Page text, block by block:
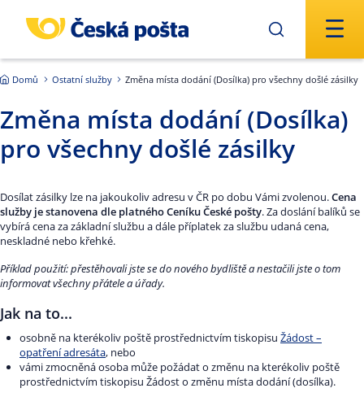
Domů Ostatní služby Změna místa dodání (Dosílka) pro všechny došlé zásilky
Změna místa dodání (Dosílka)
pro všechny došlé zásilky
Dosílat zásilky lze na jakoukoliv adresu v ČR po dobu Vámi zvolenou.Cena
služby je stanovena dle platného Ceníku České pošty. Za doslání balíků se
vybírá cena za základní službu a dále příplatek za službu udaná cena,
neskladné nebo křehké.
Příklad použití: přestěhovali jste se do nového bydliště a nestačili jste o tom
informovat všechny přátele a úřady.
Jak na to...
osobně na kterékoliv poště prostřednictvím tiskopisu Žádost –
opatření adresáta, nebo
vámi zmocněná osoba může požádat o změnu na kterékoliv poště
prostřednictvím tiskopisu Žádost o změnu místa dodání (dosílka).